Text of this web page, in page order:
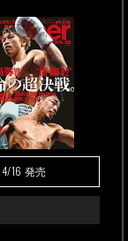
4/16 発売